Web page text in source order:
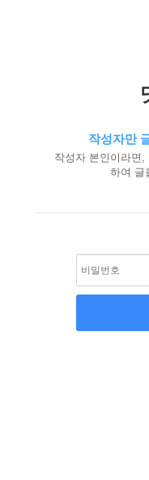
작성자만
작성자 본인이라면,
하여 글